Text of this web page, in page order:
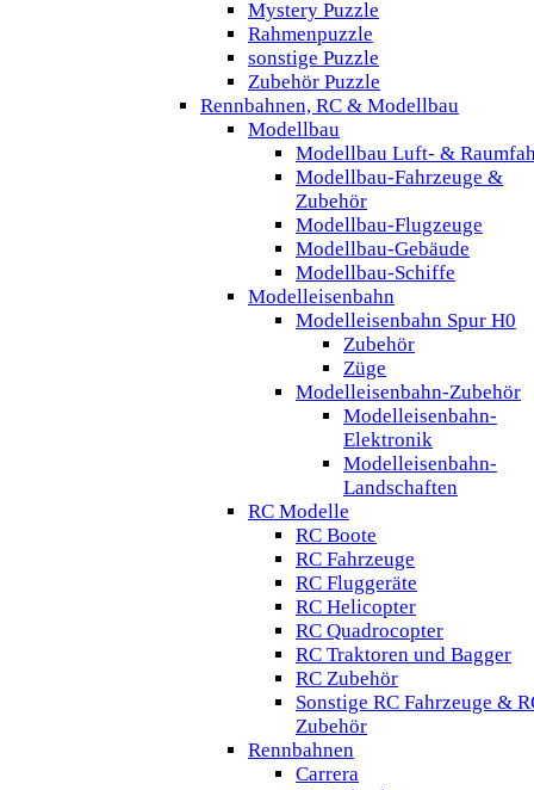
Mystery Puzzle
Rahmenpuzzle
sonstige Puzzle
Zubehör Puzzle
Rennbahnen, RC & Modellbau
Modellbau
Modellbau Luft- &
Modellbau-Fahrzeuge &
Zubehör
Modellbau-Flugzeuge
Modellbau-Gebäude
Modellbau-Schiffe
Modelleisenbahn
Modelleisenbahn Spur H0
Zubehör
Züge
Modelleisenbahn-Zubehör
Modelleisenbahn-
Elektronik
Modelleisenbahn-
Landschaften
RC Modelle
RC Boote
RC Fahrzeuge
RC Fluggeräte
RC Helicopter
RC Quadrocopter
RC Traktoren und Bagger
RC Zubehör
Sonstige RC Fahrzeuge &
Zubehör
Rennbahnen
Carrera